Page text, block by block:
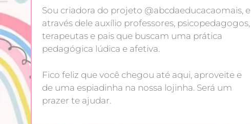
Sou criadora do projeto @abcdaeducacaomais, e
através dele auxílio professores, psicopedagogos,
terapeutas e pais que buscam uma prática
pedagógica lúdica e afetiva.
Fico feliz que você chegou até aqui, aproveite e
de uma espiadinha na nossa lojinha. Será um
prazer te ajudar.